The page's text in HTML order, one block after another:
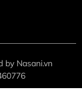
by Nasani.vn